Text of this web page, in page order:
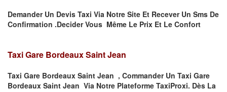
Demander Un Devis Taxi Via Notre Site Et Recever Un Sms De
Confirmation .Decider Vous Même Le Prix Et Le Confort
Taxi Gare Bordeaux Saint Jean
Taxi Gare Bordeaux Saint Jean , Commander Un Taxi Gare
Bordeaux Saint Jean Via Notre Plateforme TaxiProxi. Dès La